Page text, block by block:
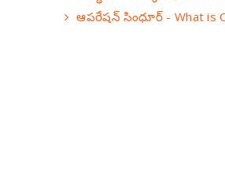
ఆపరేషన్ సింధూర్ - What is